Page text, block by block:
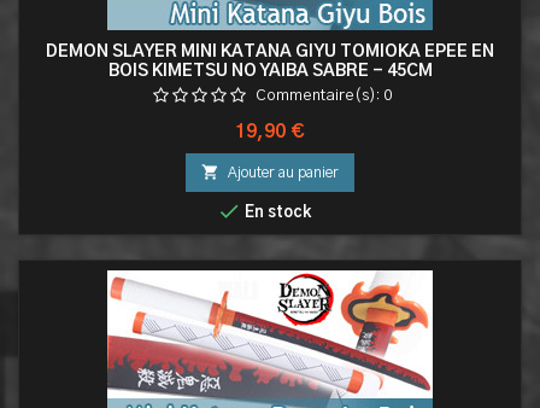
DEMON SLAYER MINI KATANA GIYU TOMIOKA EPEE EN
BOIS KIMETSU NO YAIBA SABRE - 45CM
Commentaire(s): 0
Prix
19,90 €
 Ajouter au panier
 En stock